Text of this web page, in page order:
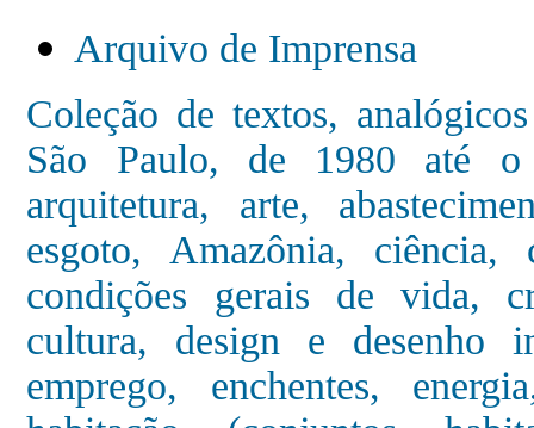
Arquivo de Imprensa
Coleção de textos,
São Paulo, de 1980 até o
arquitetura, arte,
esgoto, Amazônia, ciência,
condições gerais de vida,
cultura, design e desenho
emprego, enchentes,